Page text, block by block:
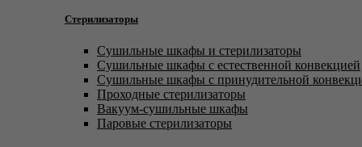
Стерилизаторы
Сушильные шкафы и стерилизаторы
Сушильные шкафы с естественной конвекцией
Сушильные шкафы с принудительной
Проходные стерилизаторы
Вакуум-сушильные шкафы
Паровые стерилизаторы